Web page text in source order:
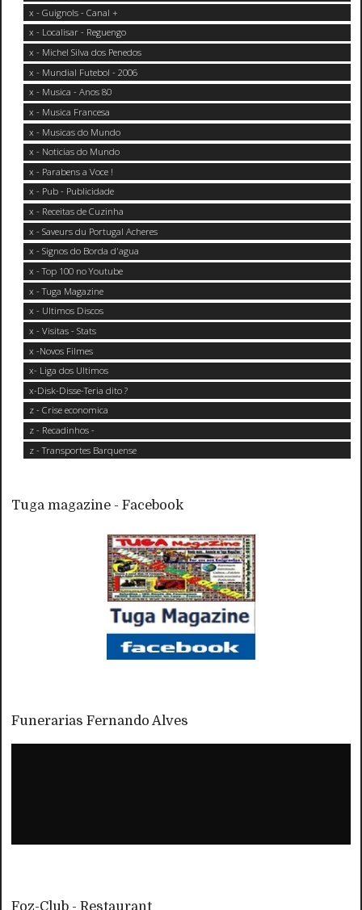
x - Guignols - Canal +
x - Localisar - Reguengo
x - Michel Silva dos Penedos
x - Mundial Futebol - 2006
x - Musica - Anos 80
x - Musica Francesa
x - Musicas do Mundo
x - Noticias do Mundo
x - Parabens a Voce !
x - Pub - Publicidade
x - Receitas de Cuzinha
x - Saveurs du Portugal Acheres
x - Signos do Borda d'agua
x - Top 100 no Youtube
x - Tuga Magazine
x - Ultimos Discos
x - Visitas - Stats
x -Novos Filmes
x- Liga dos Ultimos
x-Disk-Disse-Teria dito ?
z - Crise economica
z - Recadinhos -
z - Transportes Barquense
Tuga magazine - Facebook
Funerarias Fernando Alves
Foz-Club - Restaurant